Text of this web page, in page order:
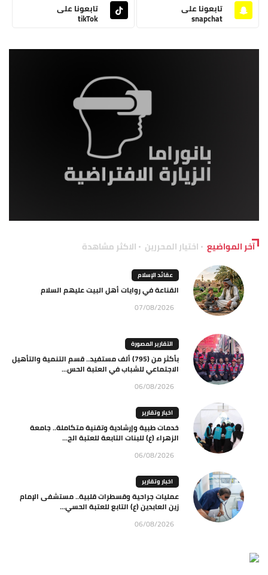
تابعونا على
snapchat
تابعونا على
tikTok
آخر المواضيع اختيار المحررين الاكثر مشاهدة
عقائد الإسلام
القناعة في روايات أهل البيت عليهم السلام
07/08/2026
التقارير المصورة
بأكثر من (795) ألف مستفيد.. قسم التنمية والتأهيل
الاجتماعي للشباب في العتبة الحس...
06/08/2026
اخبار وتقارير
خدمات طبية وإرشادية وتقنية متكاملة.. جامعة
الزهراء (ع) للبنات التابعة للعتبة الح...
06/08/2026
اخبار وتقارير
عمليات جراحية وقسطرات قلبية.. مستشفى الإمام
زين العابدين (ع) التابع للعتبة الحسي...
06/08/2026